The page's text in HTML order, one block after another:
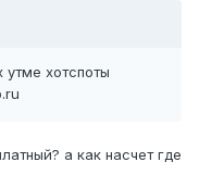
утме хотспоты
а как насчет где